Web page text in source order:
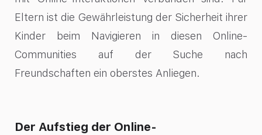
Eltern ist die Gewährleistung der Sicherheit ihrer
Kinder beim Navigieren in diesen Online-
Communities auf der Suche nach
Freundschaften ein oberstes Anliegen.
Der Aufstieg der Online-